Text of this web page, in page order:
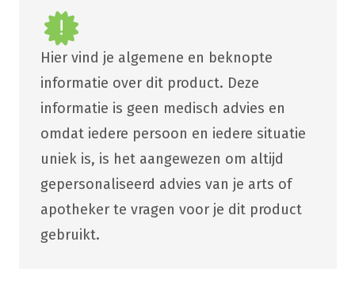
Hier vind je algemene en beknopte
informatie over dit product. Deze
informatie is geen medisch advies en
omdat iedere persoon en iedere situatie
uniek is, is het aangewezen om altijd
gepersonaliseerd advies van je arts of
apotheker te vragen voor je dit product
gebruikt.